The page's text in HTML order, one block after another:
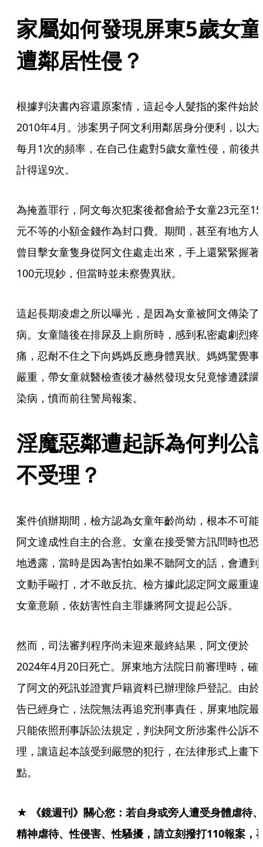
家屬如何發現屏東5歲女童
遭鄰居性侵？
根據判決書內容還原案情，這起令人髮指的案件始於
2010年4月。涉案男子阿文利用鄰居身分便利，以大
每月1次的頻率，在自己住處對5歲女童性侵，前後共
計得逞9次。
為掩蓋罪行，阿文每次犯案後都會給予女童23元至
元不等的小額金錢作為封口費。期間，甚至有地方人
曾目擊女童隻身從阿文住處走出來，手上還緊緊握著
100元現鈔，但當時並未察覺異狀。
這起長期凌虐之所以曝光，是因為女童被阿文傳染了
病。女童隨後在排尿及上廁所時，感到私密處劇烈疼
痛，忍耐不住之下向媽媽反應身體異狀。媽媽驚覺事
嚴重，帶女童就醫檢查後才赫然發現女兒竟慘遭蹂躪
染病，憤而前往警局報案。
淫魔惡鄰遭起訴為何判公
不受理？
案件偵辦期間，檢方認為女童年齡尚幼，根本不可能
阿文達成性自主的合意。女童在接受警方訊問時也恐
地透露，當時是因為害怕如果不聽阿文的話，會遭到
文動手毆打，才不敢反抗。檢方據此認定阿文嚴重違
女童意願，依妨害性自主罪嫌將阿文提起公訴。
然而，司法審判程序尚未迎來最終結果，阿文便於
2024年4月20日死亡。屏東地方法院日前審理時，確
了阿文的死訊並證實戶籍資料已辦理除戶登記。由於
告已經身亡，法院無法再追究刑事責任，屏東地院最
只能依照刑事訴訟法規定，判決阿文所涉案件公訴不
理，讓這起本該受到嚴懲的犯行，在法律形式上畫下
點。
★ 《鏡週刊》關心您：若自身或旁人遭受身體虐待、
精神虐待、性侵害、性騷擾，請立刻撥打110報案，